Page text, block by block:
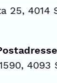
25, 4014
4093